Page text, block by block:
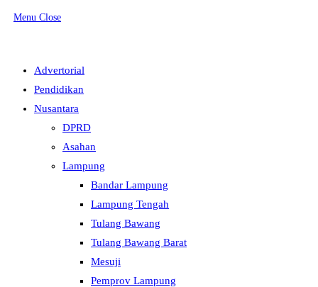
Menu Close
Advertorial
Pendidikan
Nusantara
DPRD
Asahan
Lampung
Bandar Lampung
Lampung Tengah
Tulang Bawang
Tulang Bawang Barat
Mesuji
Pemprov Lampung